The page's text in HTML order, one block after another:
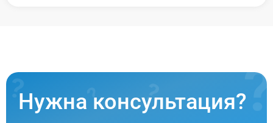
Нужна консультация?